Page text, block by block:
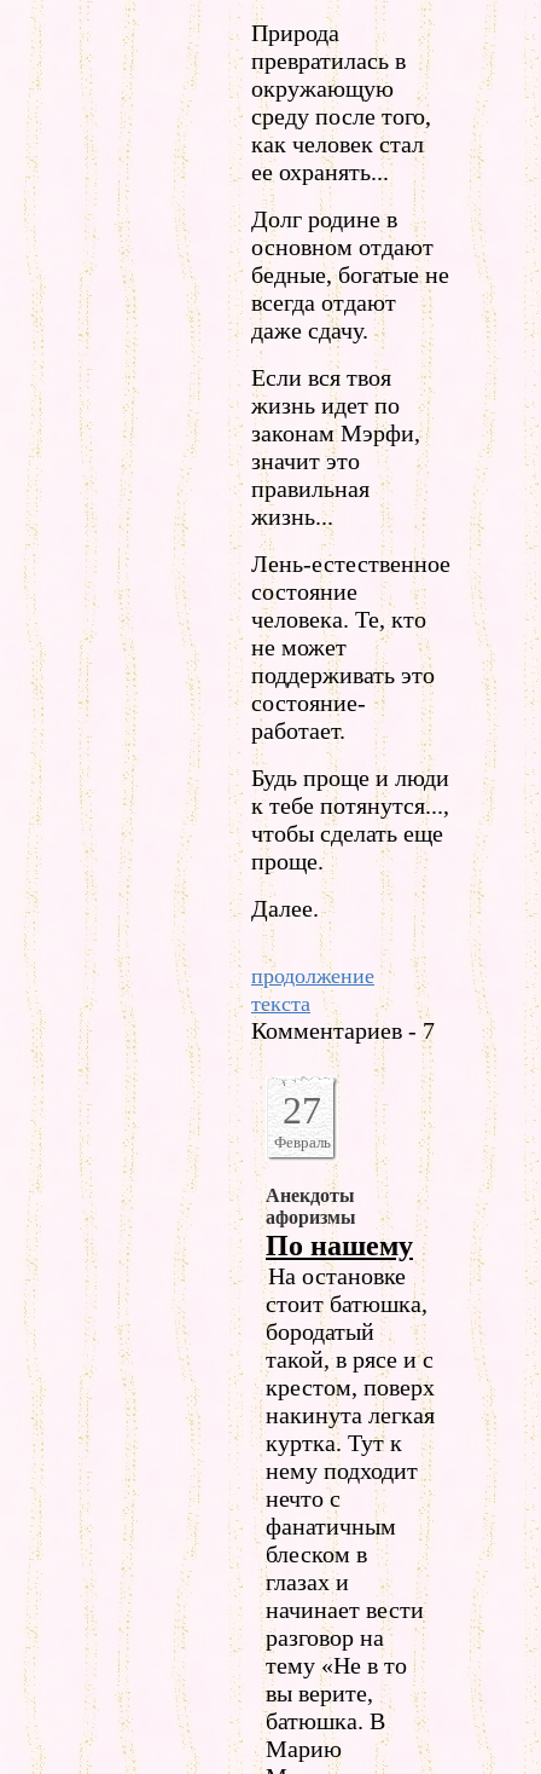
Природа
превратилась в
окружающую
среду после того,
как человек стал
ее охранять...
Долг родине в
основном отдают
бедные, богатые не
всегда отдают
даже сдачу.
Если вся твоя
жизнь идет по
законам Мэрфи,
значит это
правильная
жизнь...
Лень-естественное
состояние
человека. Те, кто
не может
поддерживать это
состояние-
работает.
Будь проще и люди
к тебе потянутся...,
чтобы сделать еще
проще.
Далее.
продолжение
текста
Комментариев - 7
27
Февраль
Анекдоты
афоризмы
По нашему
На остановке
стоит батюшка,
бородатый
такой, в рясе и с
крестом, поверх
накинута легкая
куртка. Тут к
нему подходит
нечто с
фанатичным
блеском в
глазах и
начинает вести
разговор на
тему «Не в то
вы верите,
батюшка. В
Марию